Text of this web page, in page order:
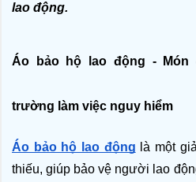
lao động.
Áo bảo hộ lao động - Món
trường làm việc nguy hiểm
Áo bảo hộ lao động là một
thiếu, giúp bảo vệ người lao